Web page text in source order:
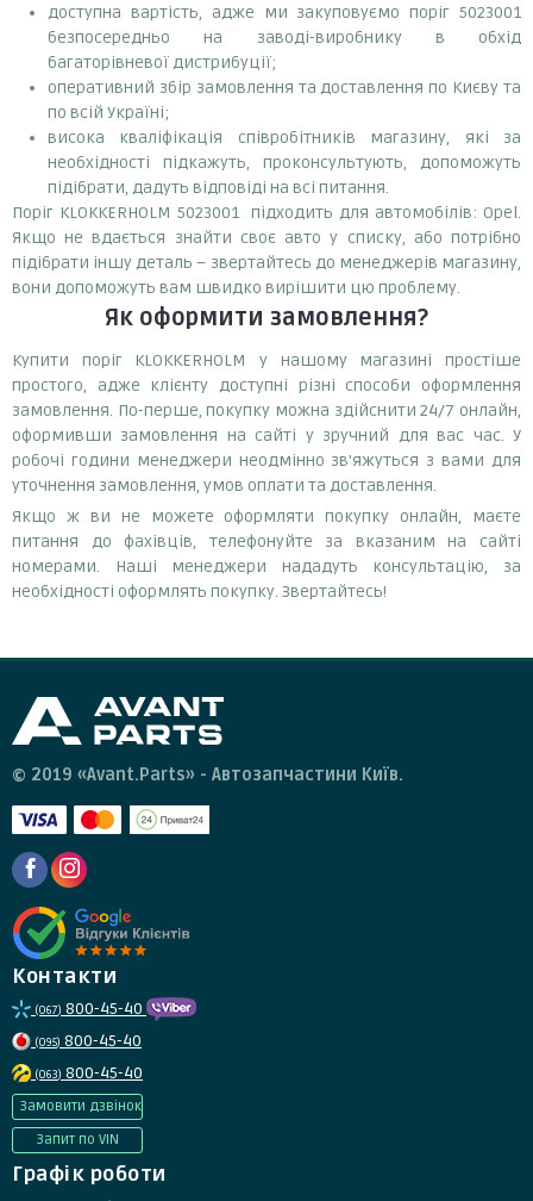
доступна вартість, адже ми закуповуємо поріг 5023001
безпосередньо на заводі-виробнику в обхід
багаторівневої дистрибуції;
оперативний збір замовлення та доставлення по Києву та
по всій Україні;
висока кваліфікація співробітників магазину, які за
необхідності підкажуть, проконсультують, допоможуть
підібрати, дадуть відповіді на всі питання.
Поріг KLOKKERHOLM 5023001 підходить для автомобілів: Opel.
Якщо не вдається знайти своє авто у списку, або потрібно
підібрати іншу деталь – звертайтесь до менеджерів магазину,
вони допоможуть вам швидко вирішити цю проблему.
Як оформити замовлення?
Купити поріг KLOKKERHOLM у нашому магазині простіше
простого, адже клієнту доступні різні способи оформлення
замовлення. По-перше, покупку можна здійснити 24/7 онлайн,
оформивши замовлення на сайті у зручний для вас час. У
робочі години менеджери неодмінно зв'яжуться з вами для
уточнення замовлення, умов оплати та доставлення.
Якщо ж ви не можете оформляти покупку онлайн, маєте
питання до фахівців, телефонуйте за вказаним на сайті
номерами. Наші менеджери нададуть консультацію, за
необхідності оформлять покупку. Звертайтесь!
© 2019 «Avant.Parts» - Автозапчастини Київ.
Контакти
(067) 800-45-40
(095) 800-45-40
(063) 800-45-40
Замовити дзвінок
Запит по VIN
Графік роботи